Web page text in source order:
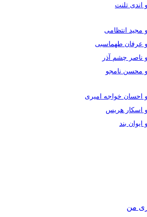
اندی تلنت
مجید انتظامی
عرفان طهماسبی
ناصر چشم آذر
محسن نامجو
احسان خواجه امیری
اسکار هریس
ایوان بند
من